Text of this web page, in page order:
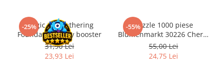
Digimon Card Game
Cardfight!! Vanguard
Weis Schwarz
-25%
Magic the Gathering
Foundations Play booster
31,90 Lei
23,93 Lei
-55%Puzzle 1000 piese
Blumenmarkt 30226 Cherry
Pazzi
55,00 Lei
24,75 Lei